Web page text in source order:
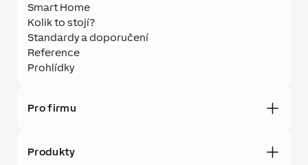
Smart Home
Kolik to stojí?
Standardy a doporučení
Reference
Prohlídky
Pro firmu
Produkty